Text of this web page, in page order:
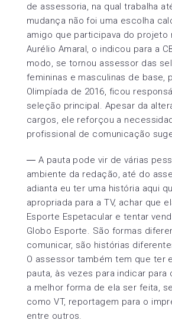
de assessoria, na qual trabalha
mudança não foi uma escolha
amigo que participava do projeto
Aurélio Amaral, o indicou para a
modo, se tornou assessor das
femininas e masculinas de base,
Olimpíada de 2016, ficou
seleção principal. Apesar da
cargos, ele reforçou a
profissional de comunicação
― A pauta pode vir de várias
ambiente da redação, até do
adianta eu ter uma história aqui
apropriada para a TV, achar que
Esporte Espetacular e tentar
Globo Esporte. São formas
comunicar, são histórias
O assessor também tem que ter
pauta, às vezes para indicar para
a melhor forma de ela ser feita,
como VT, reportagem para o
entre outros.